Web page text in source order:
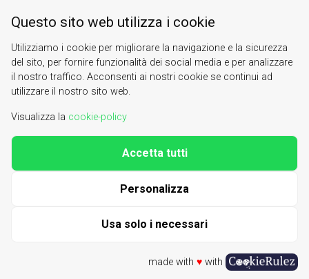
bardonecchia melezet
Valle di Susa. Tesori di Arte e Cultura Alpina
Contacts|About us
info@vallesusa-tesori.it| phone 0122622640
|Cookie Policy
Questo sito web utilizza i cookie
Utilizziamo i cookie per migliorare la navigazione e la sicurezza
del sito, per fornire funzionalità dei social media e per analizzare
il nostro traffico. Acconsenti ai nostri cookie se continui ad
utilizzare il nostro sito web.
Visualizza la cookie-policy
Usa solo i necessari
Personalizza
Accetta tutti
made with ♥with